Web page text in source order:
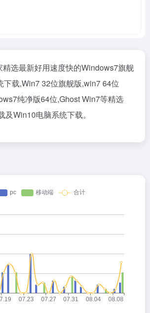
精选最新好用速度快的Windows7旗舰
下载,Win7 32位旗舰版,win7 64位
纯净版64位,Ghost Win7等精选
Win10电脑系统下载。